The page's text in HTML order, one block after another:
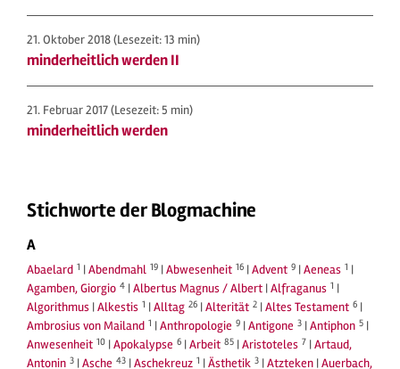
21. Oktober 2018(Lesezeit: 13 min)
minderheitlich werden II
21. Februar 2017(Lesezeit: 5 min)
minderheitlich werden
Stichworte der Blogmachine
A
Abaelard 1 |Abendmahl 19 |Abwesenheit 16 |Advent 9 |Aeneas 1 |
Agamben, Giorgio 4 |Albertus Magnus / Albert |Alfraganus 1 |
Algorithmus |Alkestis 1 |Alltag 26 |Alterität 2 |Altes Testament 6 |
Ambrosius von Mailand 1 |Anthropologie 9 |Antigone 3 |Antiphon 5 |
Anwesenheit 10 |Apokalypse 6 |Arbeit 85 |Aristoteles 7 |Artaud,
Antonin 3 |Asche 43 |Aschekreuz 1 |Ästhetik 3 |Atzteken |Auerbach,